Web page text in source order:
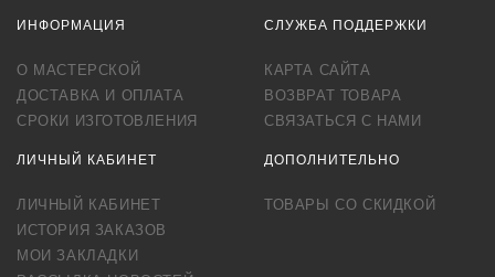
ИНФОРМАЦИЯ
О МАСТЕРСКОЙ
ДОСТАВКА И ОПЛАТА
СРОКИ ИЗГОТОВЛЕНИЯ
СЛУЖБА ПОДДЕРЖКИ
КАРТА САЙТА
ВОЗВРАТ ТОВАРА
СВЯЗАТЬСЯ С НАМИ
ЛИЧНЫЙ КАБИНЕТ
ЛИЧНЫЙ КАБИНЕТ
ИСТОРИЯ ЗАКАЗОВ
МОИ ЗАКЛАДКИ
ДОПОЛНИТЕЛЬНО
ТОВАРЫ СО СКИДКОЙ